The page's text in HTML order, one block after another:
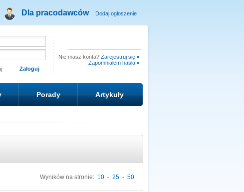
Dla pracodawców Dodaj ogłoszenie
Nie masz konta? Zarejestruj się
Zapomniałem hasła
Porady Artykuły
Wyników na stronie: 10 - 25 - 50